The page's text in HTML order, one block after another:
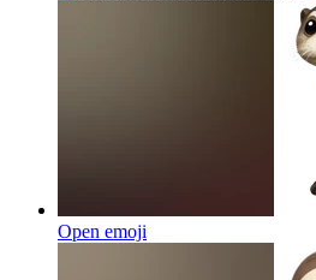
Open emoji